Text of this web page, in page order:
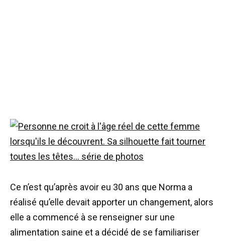
Ce n’est qu’après avoir eu 30 ans que Norma a
réalisé qu’elle devait apporter un changement, alors
elle a commencé à se renseigner sur une
alimentation saine et a décidé de se familiariser